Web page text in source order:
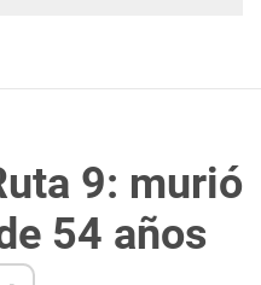
9: murió
54 años